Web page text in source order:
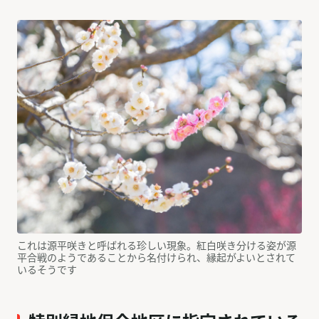
これは源平咲きと呼ばれる珍しい現象。紅白咲き分ける姿が源
平合戦のようであることから名付けられ、縁起がよいとされて
いるそうです